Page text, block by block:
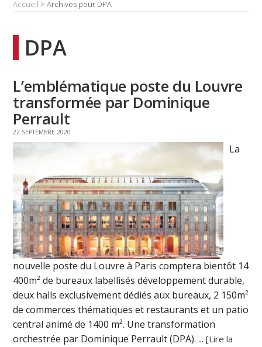
Accueil > Archives pour DPA
DPA
L’emblématique poste du Louvre
transformée par Dominique
Perrault
22 SEPTEMBRE 2020
La
nouvelle poste du Louvre à Paris comptera bientôt 14
400m² de bureaux labellisés développement durable,
deux halls exclusivement dédiés aux bureaux, 2 150m²
de commerces thématiques et restaurants et un patio
central animé de 1400 m². Une transformation
orchestrée par Dominique Perrault (DPA). ...[Lire la